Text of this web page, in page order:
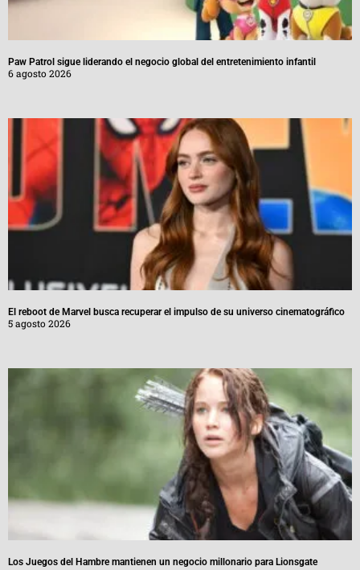
Paw Patrol sigue liderando el negocio global del entretenimiento infantil
6 agosto 2026
El reboot de Marvel busca recuperar el impulso de su universo cinematográfico
5 agosto 2026
Los Juegos del Hambre mantienen un negocio millonario para Lionsgate